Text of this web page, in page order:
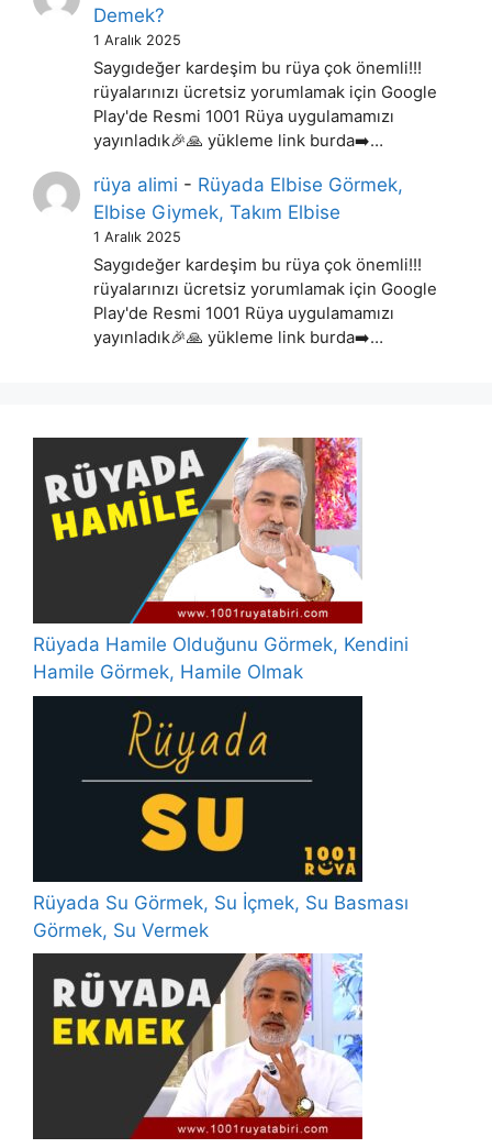
Demek?
1 Aralık 2025
Saygıdeğer kardeşim bu rüya çok önemli!!!
rüyalarınızı ücretsiz yorumlamak için Google
Play'de Resmi 1001 Rüya uygulamamızı
yayınladık🎉🙏 yükleme link burda➡️…
rüya alimi - Rüyada Elbise Görmek,
Elbise Giymek, Takım Elbise
1 Aralık 2025
Saygıdeğer kardeşim bu rüya çok önemli!!!
rüyalarınızı ücretsiz yorumlamak için Google
Play'de Resmi 1001 Rüya uygulamamızı
yayınladık🎉🙏 yükleme link burda➡️…
Rüyada Hamile Olduğunu Görmek, Kendini
Hamile Görmek, Hamile Olmak
Rüyada Su Görmek, Su İçmek, Su Basması
Görmek, Su Vermek